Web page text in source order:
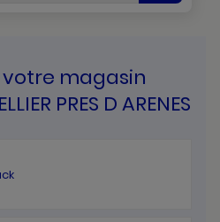
votre magasin
PRES D ARENES